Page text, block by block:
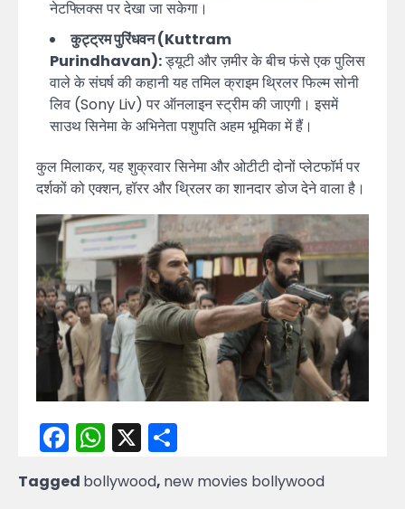
नेटफ्लिक्स पर देखा जा सकेगा।
कुट्ट्रम पुरिंधवन (Kuttram
Purindhavan):ड्यूटी और ज़मीर के बीच फंसे एक पुलिस
वाले के संघर्ष की कहानी यह तमिल क्राइम थ्रिलर फिल्म सोनी
लिव (Sony Liv) पर ऑनलाइन स्ट्रीम की जाएगी। इसमें
साउथ सिनेमा के अभिनेता पशुपति अहम भूमिका में हैं।
कुल मिलाकर, यह शुक्रवार सिनेमा और ओटीटी दोनों प्लेटफॉर्म पर
दर्शकों को एक्शन, हॉरर और थ्रिलर का शानदार डोज देने वाला है।
Facebook
WhatsApp
X
Tagged bollywood, new movies bollywood